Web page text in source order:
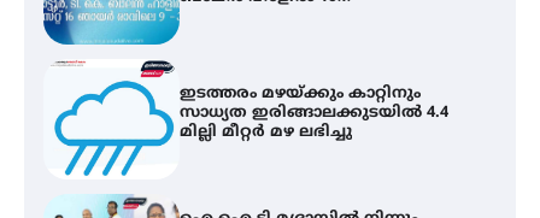
മില്ലി മീറ്റർ മഴ ലഭിച്ചു
ഐ.ഐ.ടി മദ്രാസ്സിൽ നിന്നും
ഡോക്ടറേറ്റ് – ഇരിങ്ങാലക്കുട
സ്വദേശി ആതിര എം കെ യുടെ